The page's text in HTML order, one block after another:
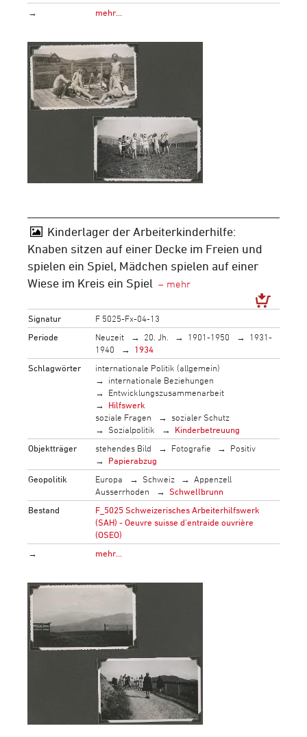
→
mehr…
Kinderlager der Arbeiterkinderhilfe:
Knaben sitzen auf einer Decke im Freien und
spielen ein Spiel, Mädchen spielen auf einer
Wiese im Kreis ein Spiel
Signatur
F 5025-Fx-04-13
Periode
Neuzeit 20. Jh. 1901-1950
1931-
1940
1934
Schlagwörter
internationale Politik (allgemein)
internationale Beziehungen
Entwicklungszusammenarbeit
Hilfswerk
soziale Fragen
sozialer Schutz
Sozialpolitik
Kinderbetreuung
Objektträger
stehendes Bild Fotografie
Positiv
Papierabzug
Geopolitik
Europa Schweiz
Appenzell
Ausserrhoden
Schwellbrunn
Bestand
F_5025 Schweizerisches Arbeiterhilfswerk
(SAH) - Oeuvre suisse d'entraide ouvrière
(OSEO)
→
mehr…